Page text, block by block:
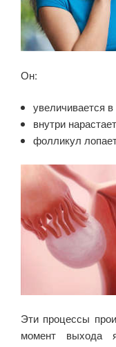
Он:
увеличивается
внутри
фолликул
Эти процессы
момент выхода